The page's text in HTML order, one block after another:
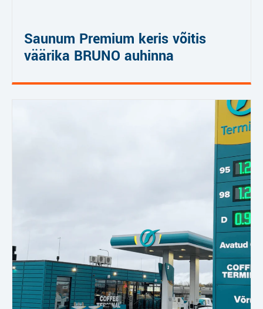
Saunum Premium keris võitis
väärika BRUNO auhinna